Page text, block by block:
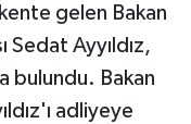
gelen Bakan
Sedat Ayyıldız,
bulundu. Bakan
adliyeye